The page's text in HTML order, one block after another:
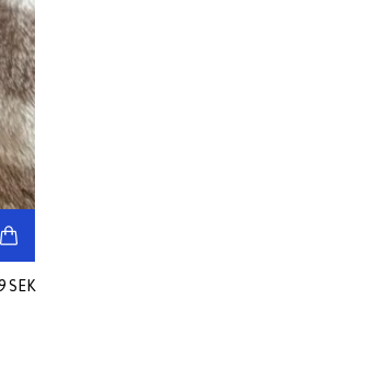
SEK